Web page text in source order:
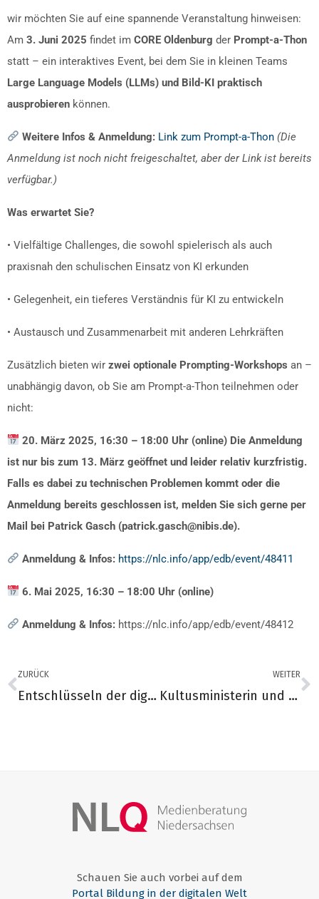
wir möchten Sie auf eine spannende Veranstaltung hinweisen:
Am 3. Juni 2025 findet im CORE Oldenburg der Prompt-a-Thon
statt – ein interaktives Event, bei dem Sie in kleinen Teams
Large Language Models (LLMs) und Bild-KI praktisch
ausprobieren können.
Weitere Infos & Anmeldung: Link zum Prompt-a-Thon (Die
Anmeldung ist noch nicht freigeschaltet, aber der Link ist bereits
verfügbar.)
Was erwartet Sie?
• Vielfältige Challenges, die sowohl spielerisch als auch
praxisnah den schulischen Einsatz von KI erkunden
• Gelegenheit, ein tieferes Verständnis für KI zu entwickeln
• Austausch und Zusammenarbeit mit anderen Lehrkräften
Zusätzlich bieten wir zwei optionale Prompting-Workshops an –
unabhängig davon, ob Sie am Prompt-a-Thon teilnehmen oder
nicht:
20. März 2025, 16:30 – 18:00 Uhr (online) Die Anmeldung
ist nur bis zum 13. März geöffnet und leider relativ kurzfristig.
Falls es dabei zu technischen Problemen kommt oder die
Anmeldung bereits geschlossen ist, melden Sie sich gerne per
Mail bei Patrick Gasch (patrick.gasch@nibis.de).
Anmeldung & Infos: https://nlc.info/app/edb/event/48411
6. Mai 2025, 16:30 – 18:00 Uhr (online)
Anmeldung & Infos: https://nlc.info/app/edb/event/48412
ZURÜCK
Entschlüsseln der digitalen Welt
WEITER
Kultusministerin und Podcast-Producer vorm Micro von Schule macht Medien
Schauen Sie auch vorbei auf dem
Portal Bildung in der digitalen Welt